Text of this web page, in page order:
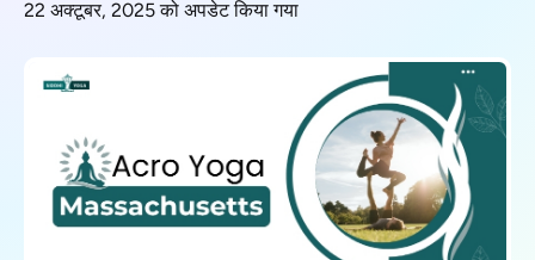
22 अक्टूबर, 2025 को अपडेट किया गया